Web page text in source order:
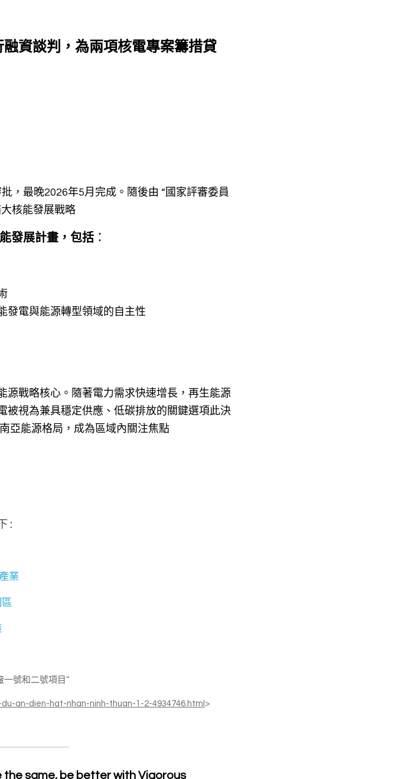
資談判，為兩項核電專案籌措貸
，最晚2026年5月完成。隨後由 “國家評審委員
核能發展戰略
發展計畫，包括 ：
發電與能源轉型領域的自主性
源戰略核心。隨著電力需求快速增長，再生能源
被視為兼具穩定供應、低碳排放的關鍵選項此決
亞能源格局，成為區域內關注焦點
:
業
區
一號和二號項目“
an-dien-hat-nhan-ninh-thuan-1-2-4934746.html >
“Don’t be the same, be better with Vigorous